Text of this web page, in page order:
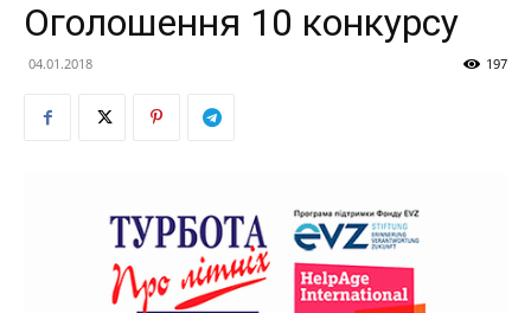
організація
ЦЕНТР
Оголошення 10 конкурсу
04.01.2018 197